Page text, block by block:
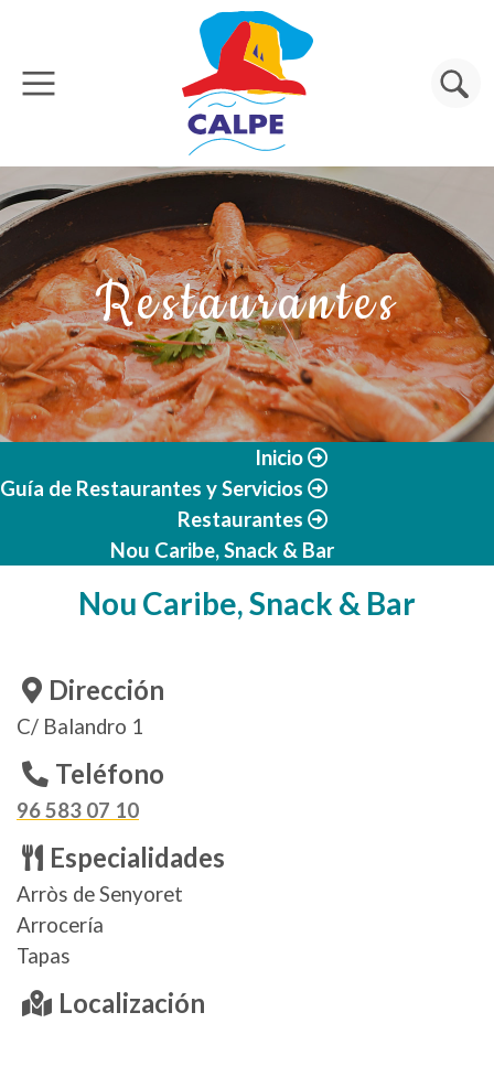
Pasar al contenido principal
Buscar
Restaurantes
Inicio
Guía de Restaurantes y Servicios
Restaurantes
Nou Caribe, Snack & Bar
Nou Caribe, Snack & Bar
Dirección
C/ Balandro 1
Teléfono
96 583 07 10
Especialidades
Arròs de Senyoret
Arrocería
Tapas
Localización